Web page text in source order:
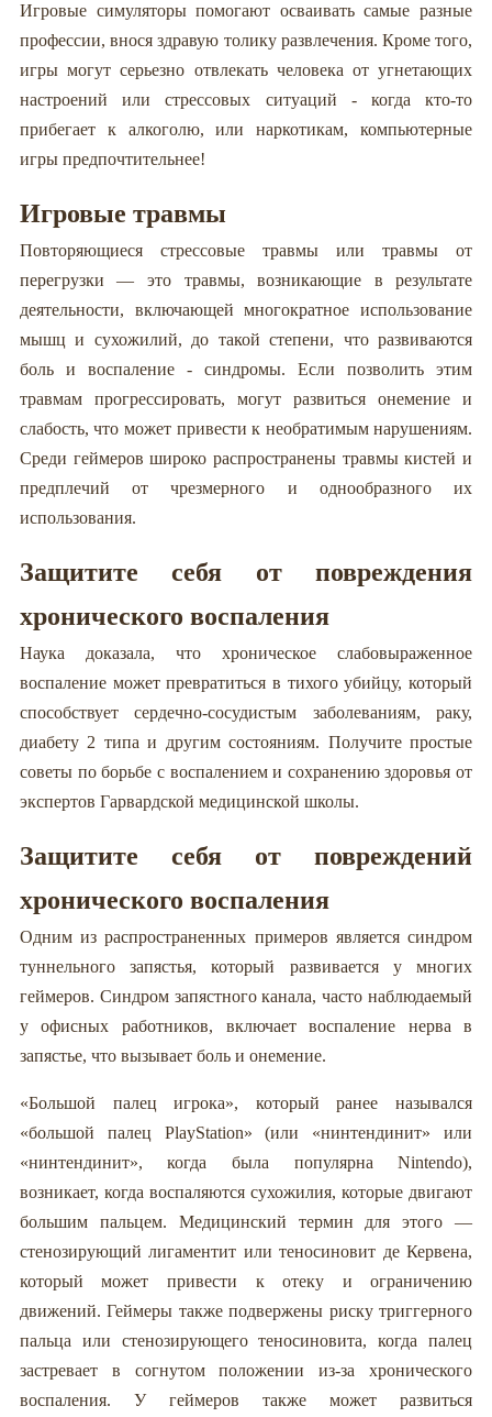
Игровые симуляторы помогают осваивать самые разные
профессии, внося здравую толику развлечения. Кроме того,
игры могут серьезно отвлекать человека от угнетающих
настроений или стрессовых ситуаций - когда кто-то
прибегает к алкоголю, или наркотикам, компьютерные
игры предпочтительнее!
Игровые травмы
Повторяющиеся стрессовые травмы или травмы от
перегрузки — это травмы, возникающие в результате
деятельности, включающей многократное использование
мышц и сухожилий, до такой степени, что развиваются
боль и воспаление - синдромы. Если позволить этим
травмам прогрессировать, могут развиться онемение и
слабость, что может привести к необратимым нарушениям.
Среди геймеров широко распространены травмы кистей и
предплечий от чрезмерного и однообразного их
использования.
Защитите себя от повреждения
хронического воспаления
Наука доказала, что хроническое слабовыраженное
воспаление может превратиться в тихого убийцу, который
способствует сердечно-сосудистым заболеваниям, раку,
диабету 2 типа и другим состояниям. Получите простые
советы по борьбе с воспалением и сохранению здоровья от
экспертов Гарвардской медицинской школы.
Защитите себя от повреждений
хронического воспаления
Одним из распространенных примеров является синдром
туннельного запястья, который развивается у многих
геймеров. Синдром запястного канала, часто наблюдаемый
у офисных работников, включает воспаление нерва в
запястье, что вызывает боль и онемение.
«Большой палец игрока», который ранее назывался
«большой палец PlayStation» (или «нинтендинит» или
«нинтендинит», когда была популярна Nintendo),
возникает, когда воспаляются сухожилия, которые двигают
большим пальцем. Медицинский термин для этого —
стенозирующий лигаментит или теносиновит де Кервена,
который может привести к отеку и ограничению
движений. Геймеры также подвержены риску триггерного
пальца или стенозирующего теносиновита, когда палец
застревает в согнутом положении из-за хронического
воспаления. У геймеров также может развиться